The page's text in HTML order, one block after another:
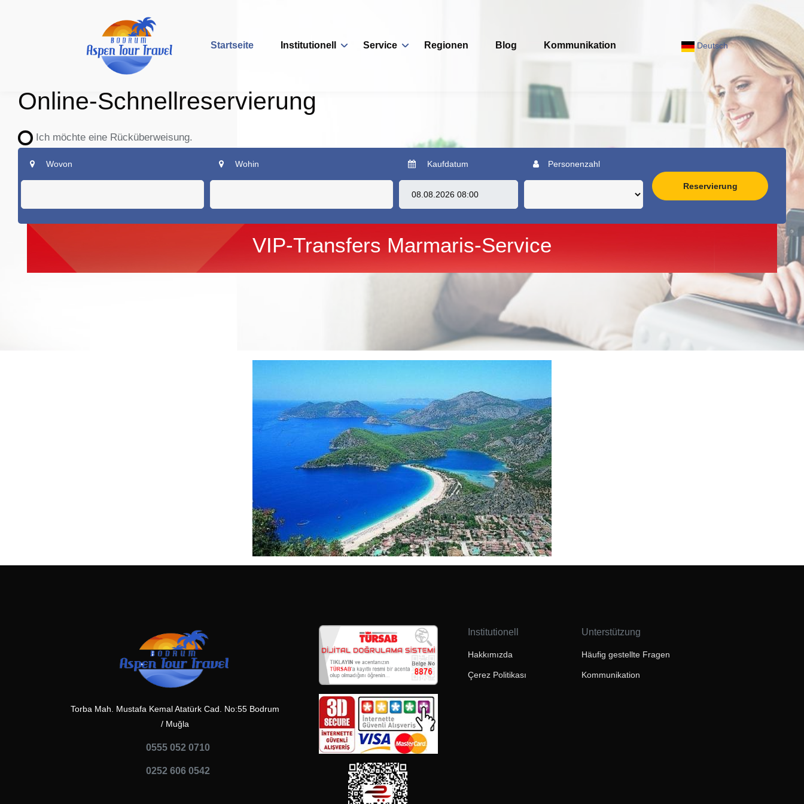
Startseite Institutionell Service Regionen Blog Kommunikation Deutsch
Online-Schnellreservierung
Ich möchte eine Rücküberweisung.
Wovon Wohin Kaufdatum Personenzahl
Reservierung
VIP-Transfers Marmaris-Service
Torba Mah. Mustafa Kemal Atatürk Cad. No:55 Bodrum
/ Muğla
0555 052 0710
0252 606 0542
Institutionell
Hakkımızda
Çerez Politikası
Unterstützung
Häufig gestellte Fragen
Kommunikation